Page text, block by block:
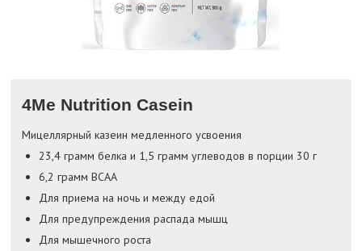
4Me Nutrition Casein
Мицеллярный казеин медленного усвоения
23,4 грамм белка и 1,5 грамм углеводов в порции 30 г
6,2 грамм BCAA
Для приема на ночь и между едой
Для предупреждения распада мышц
Для мышечного роста